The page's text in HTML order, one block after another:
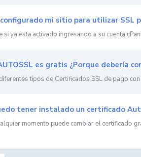
mi sitio para utilizar SSL
si ya esta activado ingresando a su cuenta
es gratis ¿Porque debería
tipos de Certificados SSL de pago
tener instalado un certificado
momento puede cambiar el certificado